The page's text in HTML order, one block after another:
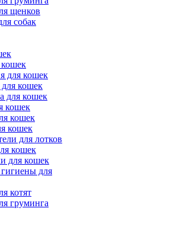
щенков
собак
для кошек
кошек
для кошек
кошек
кошек
кошек
для лотков
кошек
для кошек
для
котят
груминга